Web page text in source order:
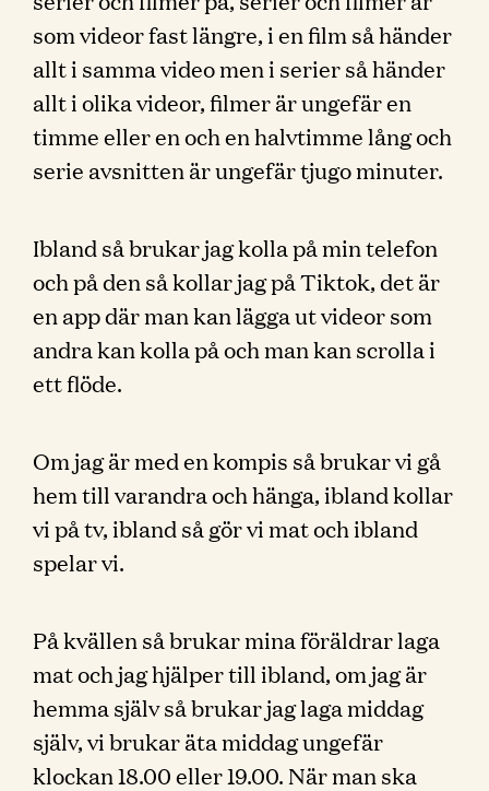
som videor fast längre, i en film så händer
allt i samma video men i serier så händer
allt i olika videor, filmer är ungefär en
timme eller en och en halvtimme lång och
serie avsnitten är ungefär tjugo minuter.
Ibland så brukar jag kolla på min telefon
och på den så kollar jag på Tiktok, det är
en app där man kan lägga ut videor som
andra kan kolla på och man kan scrolla i
ett flöde.
Om jag är med en kompis så brukar vi gå
hem till varandra och hänga, ibland kollar
vi på tv, ibland så gör vi mat och ibland
spelar vi.
På kvällen så brukar mina föräldrar laga
mat och jag hjälper till ibland, om jag är
hemma själv så brukar jag laga middag
själv, vi brukar äta middag ungefär
klockan 18.00 eller 19.00. När man ska